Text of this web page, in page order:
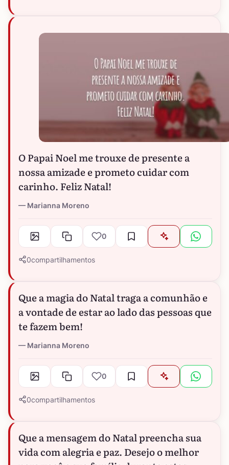
O Papai Noel me trouxe de presente a
nossa amizade e prometo cuidar com
carinho. Feliz Natal!
Marianna Moreno
0
0compartilhamentos
Que a magia do Natal traga a comunhão e
a vontade de estar ao lado das pessoas que
te fazem bem!
Marianna Moreno
0
0compartilhamentos
Que a mensagem do Natal preencha sua
vida com alegria e paz. Desejo o melhor